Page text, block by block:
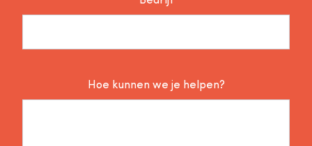
Hoe kunnen we je helpen?